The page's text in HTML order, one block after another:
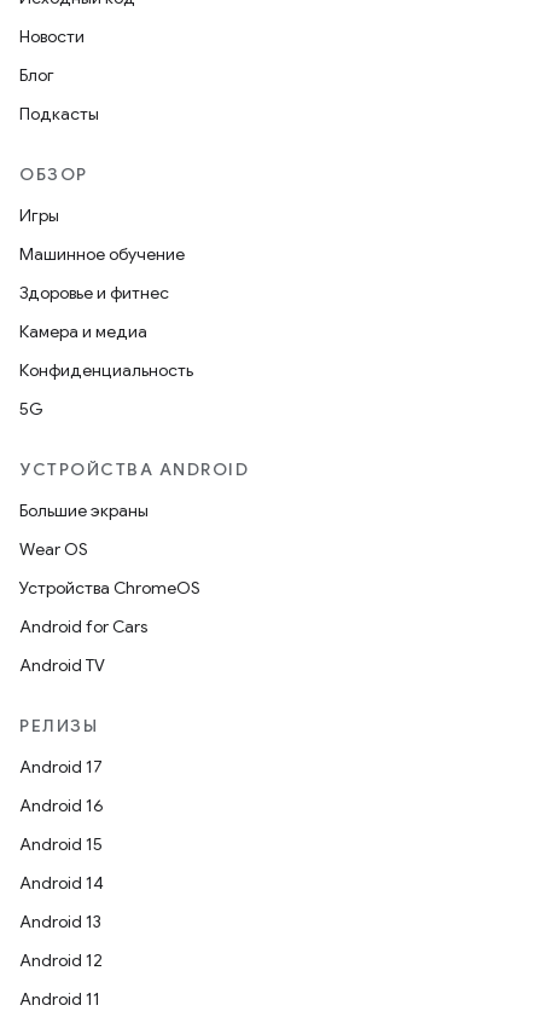
Новости
Блог
Подкасты
ОБЗОР
Игры
Машинное обучение
Здоровье и фитнес
Камера и медиа
Конфиденциальность
5G
УСТРОЙСТВА ANDROID
Большие экраны
Wear OS
Устройства ChromeOS
Android for Cars
Android TV
РЕЛИЗЫ
Android 17
Android 16
Android 15
Android 14
Android 13
Android 12
Android 11